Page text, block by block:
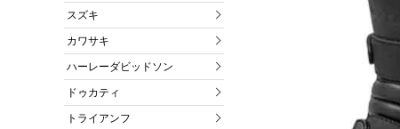
スズキ
カワサキ
ハーレーダビッドソン
ドゥカティ
トライアンフ